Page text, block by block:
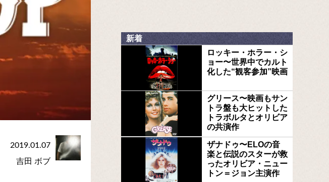
2019.01.07
吉田 ボブ
新着
ロッキー・ホラー・シ
ョー〜世界中でカルト
化した“観客参加”映画
グリース〜映画もサン
トラ盤も大ヒットした
トラボルタとオリビア
の共演作
ザナドゥ〜ELOの音
楽と伝説のスターが救
ったオリビア・ニュー
トン＝ジョン主演作